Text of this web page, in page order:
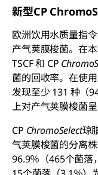
新型CP
欧洲饮用水质量指
产气荚膜梭菌。在
TSCF 和 CP
菌的回收率。在使
发现至少 131 种（
上对产气荚膜梭菌
CP ChromoSelect琼
气荚膜梭菌的分离
96.9％（465个菌落